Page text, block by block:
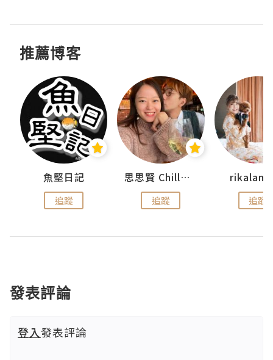
推薦博客
魚堅日記
追蹤
思思賢 ChillMyBabe
追蹤 追蹤
發表評論
登入發表評論